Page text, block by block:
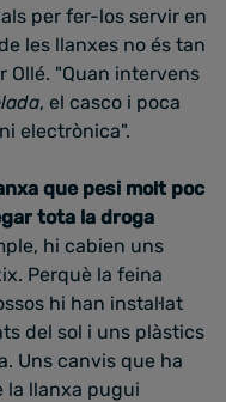
per fer-los servir en
les llanxes no és tan
Ollé. "Quan intervens
, el casco i poca
electrònica".
que pesi molt poc
tota la droga
hi cabien uns
Perquè la feina
hi han instal·lat
del sol i uns plàstics
Uns canvis que ha
la llanxa pugui